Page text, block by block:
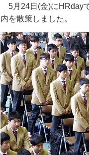
5月24日(金)にHRday
内を散策しました。